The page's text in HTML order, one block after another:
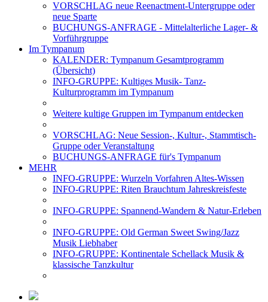
VORSCHLAG neue Reenactment-Untergruppe oder
neue Sparte
BUCHUNGS-ANFRAGE - Mittelalterliche Lager- &
Vorführgruppe
Im Tympanum
KALENDER: Tympanum Gesamtprogramm
(Übersicht)
INFO-GRUPPE: Kultiges Musik- Tanz-
Kulturprogramm im Tympanum
Weitere kultige Gruppen im Tympanum entdecken
VORSCHLAG: Neue Session-, Kultur-, Stammtisch-
Gruppe oder Veranstaltung
BUCHUNGS-ANFRAGE für's Tympanum
MEHR
INFO-GRUPPE: Wurzeln Vorfahren Altes-Wissen
INFO-GRUPPE: Riten Brauchtum Jahreskreisfeste
INFO-GRUPPE: Spannend-Wandern & Natur-Erleben
INFO-GRUPPE: Old German Sweet Swing/Jazz
Musik Liebhaber
INFO-GRUPPE: Kontinentale Schellack Musik &
klassische Tanzkultur